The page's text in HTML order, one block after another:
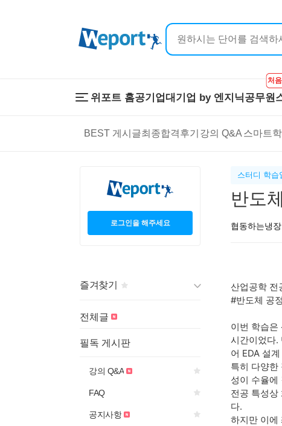
위포트 홈공기업대기업 by 엔지닉공무원
처
BEST 게시글최종합격후기 강의 Q&A 스마트
온라인 강의
이공계 강의
학원 강의
1:1 컨설팅
로그인을 해주세요
즐겨찾기
게시판 제목의
전체글
필독 게시판
강의 Q&A
FAQ
공지사항
스터디 학습
반도
협동하는냉
산업공학 전
#반도체 공
이번 학습은
시간이었다.
어 EDA 설
특히 다양한
성이 수율에
전공 특성상
다.
하지만 이에